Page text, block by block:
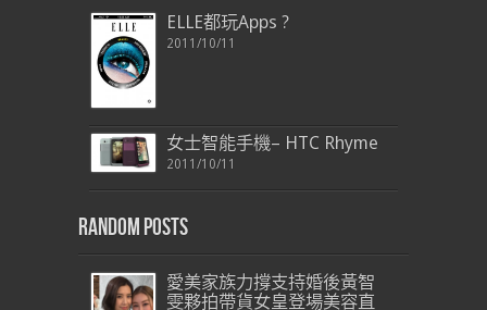
ELLE都玩Apps ?
2011/10/11
女士智能手機– HTC Rhyme
2011/10/11
Random Posts
愛美家族力撐支持婚後黃智
雯夥拍帶貨女皇登場美容直